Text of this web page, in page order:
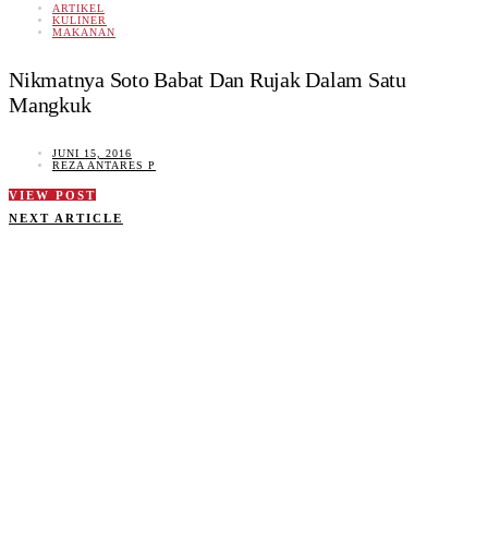
ARTIKEL
KULINER
MAKANAN
Nikmatnya Soto Babat Dan Rujak Dalam Satu
Mangkuk
JUNI 15, 2016
REZA ANTARES P
VIEW POST
NEXT ARTICLE